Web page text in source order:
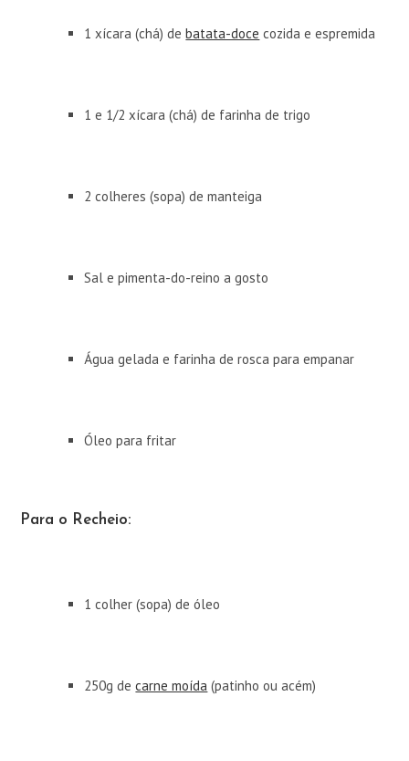
1 xícara (chá) debatata-doce cozida e espremida
1 e 1/2 xícara (chá) de farinha de trigo
2 colheres (sopa) de manteiga
Sal e pimenta-do-reino a gosto
Água gelada e farinha de rosca para empanar
Óleo para fritar
Para o Recheio:
1 colher (sopa) de óleo
250g decarne moída (patinho ou acém)